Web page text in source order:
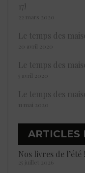
17!
22 mars 2020
Le temps des
20 avril 2020
Le temps des
5 avril 2020
Le temps des
11 mai 2020
ARTICLES
Nos livres de l’été !
25 juillet 2026